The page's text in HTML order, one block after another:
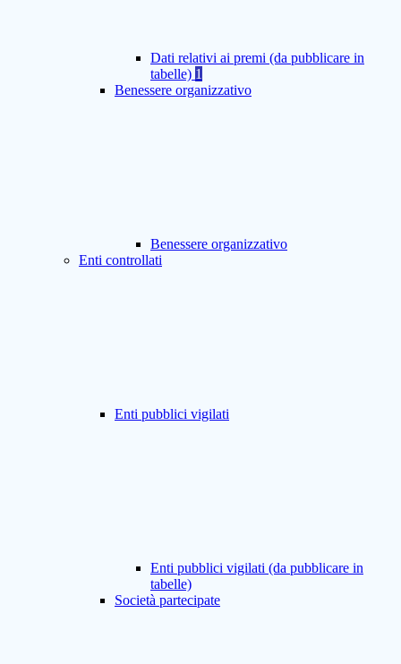
Dati relativi ai premi (da pubblicare in
tabelle) 1
Benessere organizzativo
Benessere organizzativo
Enti controllati
Enti pubblici vigilati
Enti pubblici vigilati (da pubblicare in
tabelle)
Società partecipate